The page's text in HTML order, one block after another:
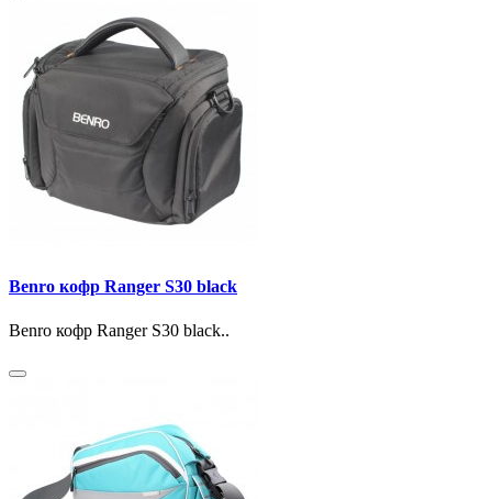
Benro кофр Ranger S30 black
Benro кофр Ranger S30 black..